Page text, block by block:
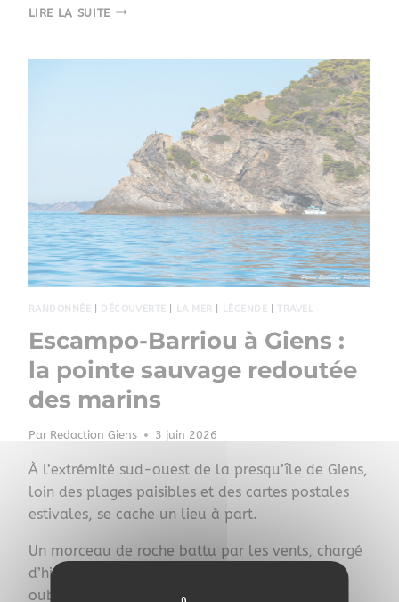
LIRE LA SUITE
RANDONNÉE DÉCOUVERTE LA MER LÉGENDE TRAVEL
Escampo-Barriou à Giens :
la pointe sauvage redoutée
des marins
Par Redaction Giens 3 juin 2026
À l’extrémité sud-ouest de la presqu’île de Giens,
loin des plages paisibles et des cartes postales
estivales, se cache un lieu à part.
Un morceau de roche battu par les vents, chargé
d’histoire, de légendes marines et de vestiges
oubliés.